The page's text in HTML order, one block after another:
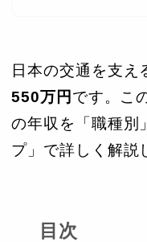
日本の交通を支え
550万円 です。こ
の年収を「職種別
プ」で詳しく解説
目次